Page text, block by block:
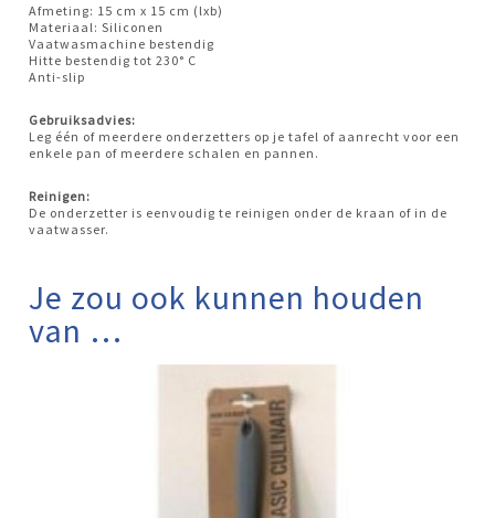
Afmeting: 15 cm x 15 cm (lxb)
Materiaal: Siliconen
Vaatwasmachine bestendig
Hitte bestendig tot 230° C
Anti-slip
Gebruiksadvies:
Leg één of meerdere onderzetters op je tafel of aanrecht voor een
enkele pan of meerdere schalen en pannen.
Reinigen:
De onderzetter is eenvoudig te reinigen onder de kraan of in de
vaatwasser.
Je zou ook kunnen houden
van …